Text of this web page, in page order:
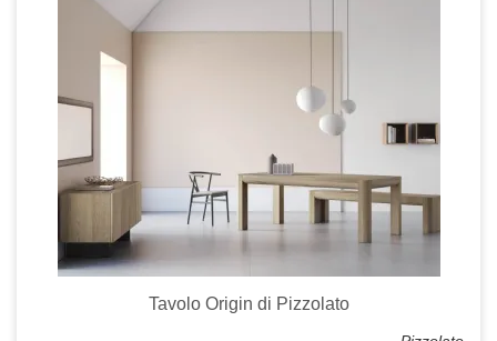
Tavolo Origin di Pizzolato